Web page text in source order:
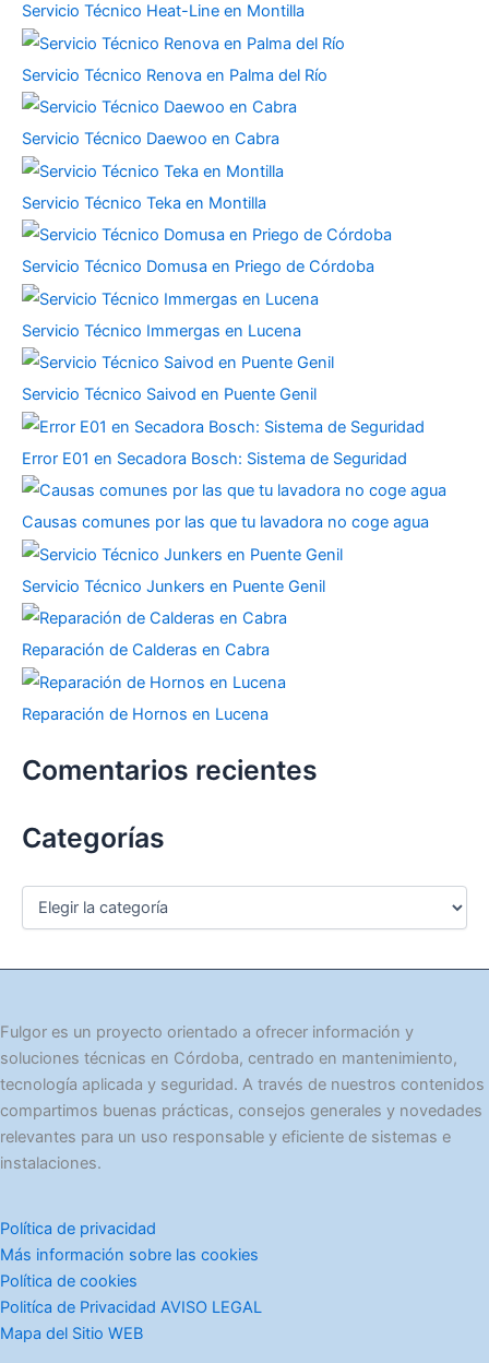
Servicio Técnico Heat-Line en Montilla
Servicio Técnico Renova en Palma del Río
Servicio Técnico Daewoo en Cabra
Servicio Técnico Teka en Montilla
Servicio Técnico Domusa en Priego de Córdoba
Servicio Técnico Immergas en Lucena
Servicio Técnico Saivod en Puente Genil
Error E01 en Secadora Bosch: Sistema de Seguridad
Causas comunes por las que tu lavadora no coge agua
Servicio Técnico Junkers en Puente Genil
Reparación de Calderas en Cabra
Reparación de Hornos en Lucena
Comentarios recientes
Categorías
C
r
a
s
Fulgor es un proyecto orientado a ofrecer información y
soluciones técnicas en Córdoba, centrado en mantenimiento,
tecnología aplicada y seguridad. A través de nuestros contenidos
compartimos buenas prácticas, consejos generales y novedades
relevantes para un uso responsable y eficiente de sistemas e
instalaciones.
Política de privacidad
Más información sobre las cookies
Política de cookies
Politíca de Privacidad AVISO LEGAL
Mapa del Sitio WEB